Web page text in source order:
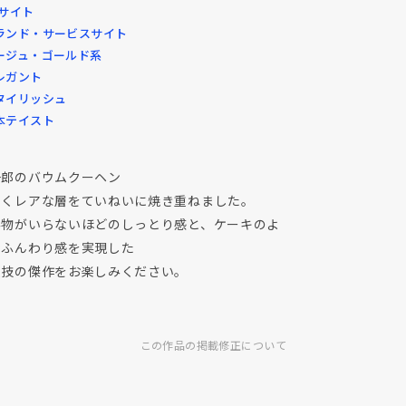
イト
ンド・サービスサイト
ジュ・ゴールド系
ガント
イリッシュ
テイスト
のバウムクーヘン
レアな層をていねいに焼き重ねました。
がいらないほどのしっとり感と、ケーキのよ
んわり感を実現した
の傑作をお楽しみください。
この作品の掲載修正について